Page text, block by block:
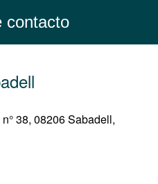
contacto
38, 08206 Sabadell,